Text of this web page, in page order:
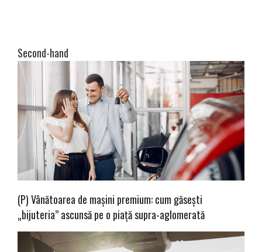
Second-hand
(P) Vânătoarea de mașini premium: cum găsești
„bijuteria” ascunsă pe o piață supra-aglomerată